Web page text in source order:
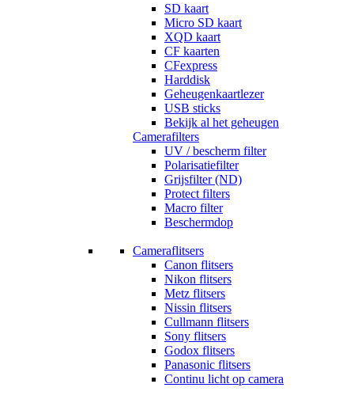
SD kaart
Micro SD kaart
XQD kaart
CF kaarten
CFexpress
Harddisk
Geheugenkaartlezer
USB sticks
Bekijk al het geheugen
Camerafilters
UV / bescherm filter
Polarisatiefilter
Grijsfilter (ND)
Protect filters
Macro filter
Beschermdop
Cameraflitsers
Canon flitsers
Nikon flitsers
Metz flitsers
Nissin flitsers
Cullmann flitsers
Sony flitsers
Godox flitsers
Panasonic flitsers
Continu licht op camera